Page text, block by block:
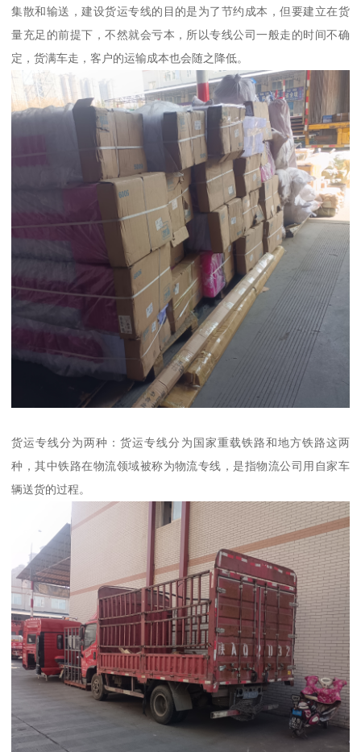
集散和输送，建设货运专线的目的是为了节约成本，但要建立在货
量充足的前提下，不然就会亏本，所以专线公司一般走的时间不确
定，货满车走，客户的运输成本也会随之降低。
货运专线分为两种：货运专线分为国家重载铁路和地方铁路这两
种，其中铁路在物流领域被称为物流专线，是指物流公司用自家车
辆送货的过程。